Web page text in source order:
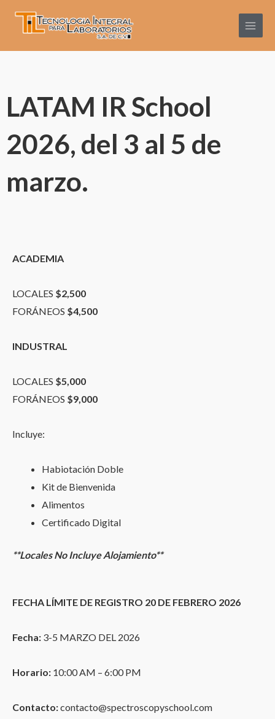
Main
Menu
LATAM IR School
2026, del 3 al 5 de
marzo.
ACADEMIA
LOCALES $2,500
FORÁNEOS $4,500
INDUSTRAL
LOCALES $5,000
FORÁNEOS $9,000
Incluye:
Habiotación Doble
Kit de Bienvenida
Alimentos
Certificado Digital
**Locales No Incluye Alojamiento**
FECHA LÍMITE DE REGISTRO 20 DE FEBRERO 2026
Fecha: 3-5 MARZO DEL 2026
Horario: 10:00 AM – 6:00 PM
Contacto:contacto@spectroscopyschool.com